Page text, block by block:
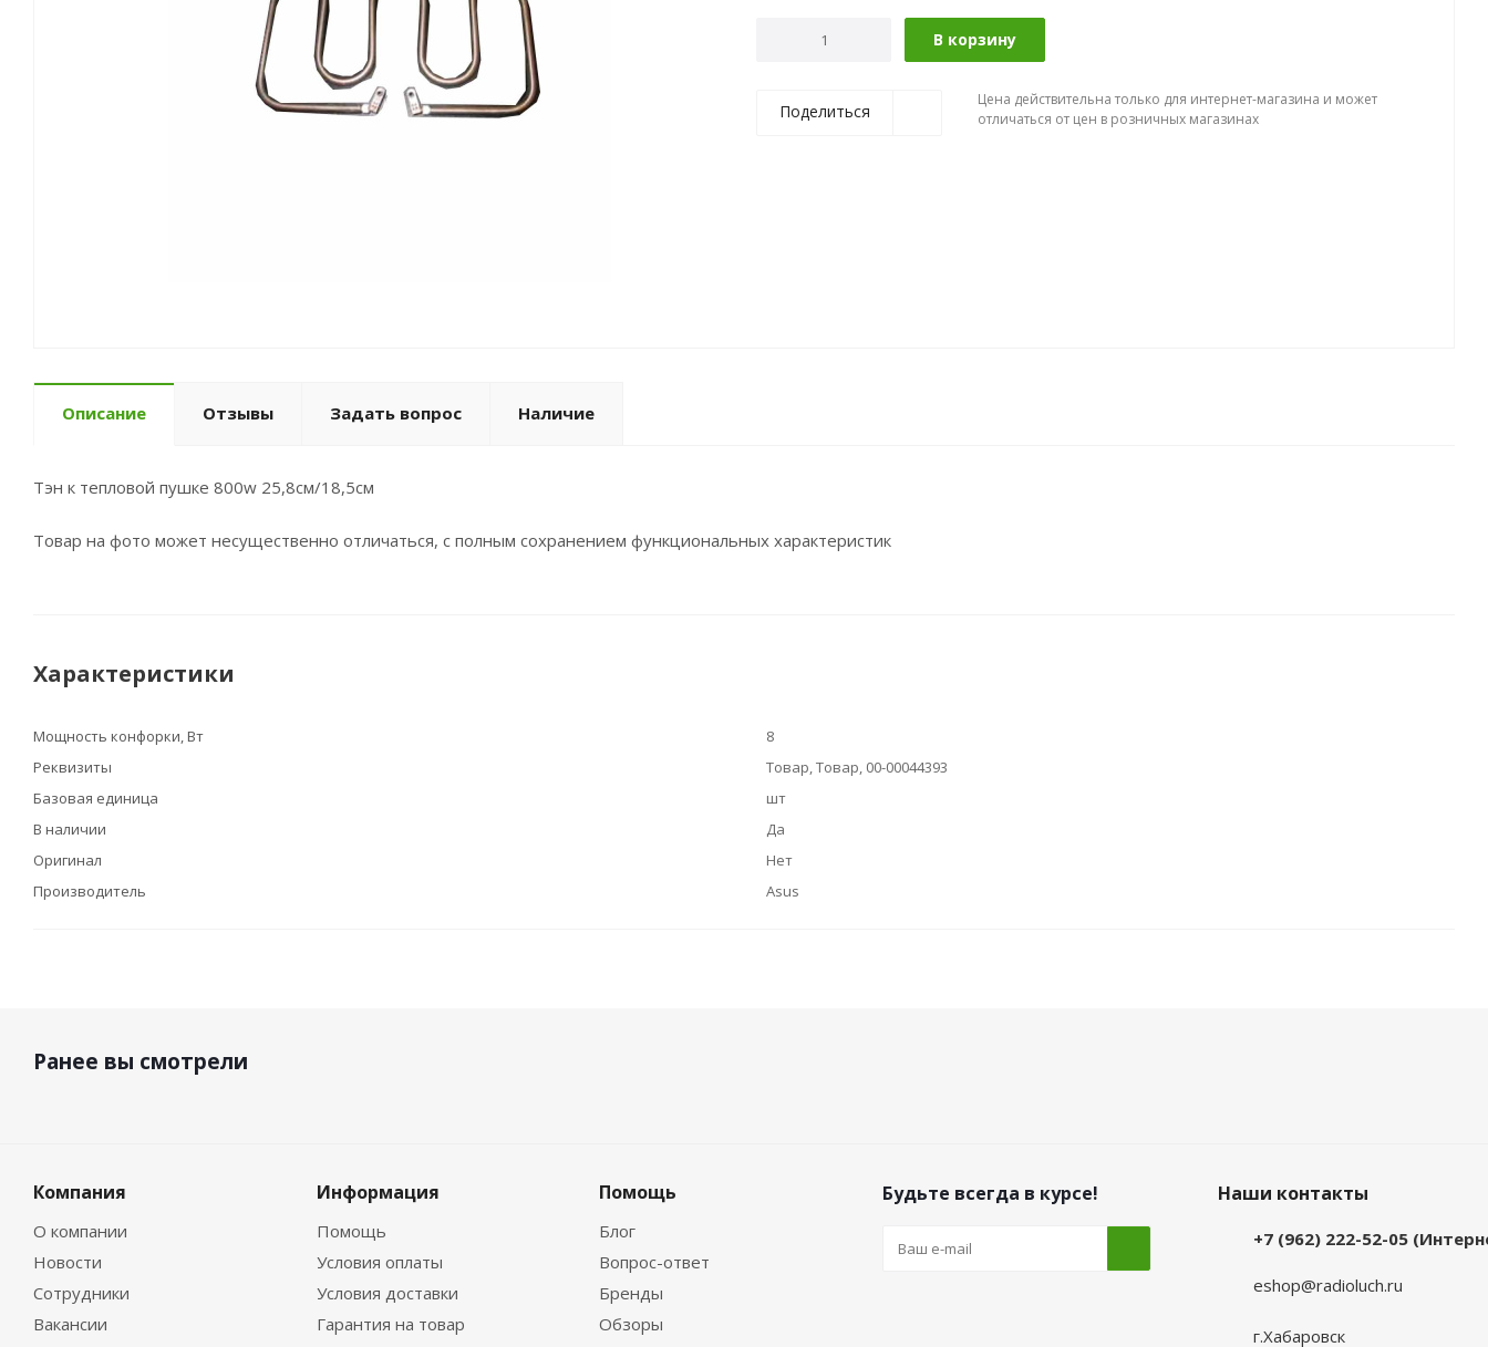
В корзину
Поделиться
Цена действительна только для интернет-магазина и может
отличаться от цен в розничных магазинах
Описание Отзывы Задать вопрос Наличие
Тэн к тепловой пушке 800w 25,8см/18,5см
Товар на фото может несущественно отличаться, с полным сохранением функциональных характеристик
Характеристики
Мощность конфорки, Вт
8
Реквизиты
Товар, Товар, 00-00044393
Базовая единица
шт
В наличии
Да
Оригинал
Нет
Производитель
Asus
Ранее вы смотрели
Компания
О компании
Новости
Сотрудники
Вакансии
Информация
Помощь
Условия оплаты
Условия доставки
Гарантия на товар
Помощь
Блог
Вопрос-ответ
Бренды
Обзоры
Будьте всегда в курсе! Наши контакты
+7 (962) 222-52-05
eshop@radioluch.ru
г.Хабаровск